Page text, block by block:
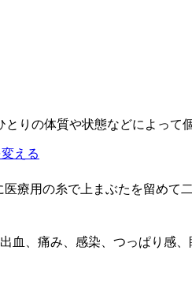
りの体質や状態などによって
える
医療用の糸で上まぶたを留めて
血、痛み、感染、つっぱり感